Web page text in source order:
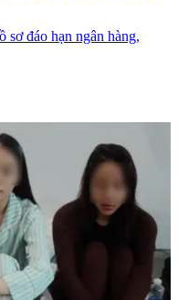
sơ đáo hạn ngân hàng,